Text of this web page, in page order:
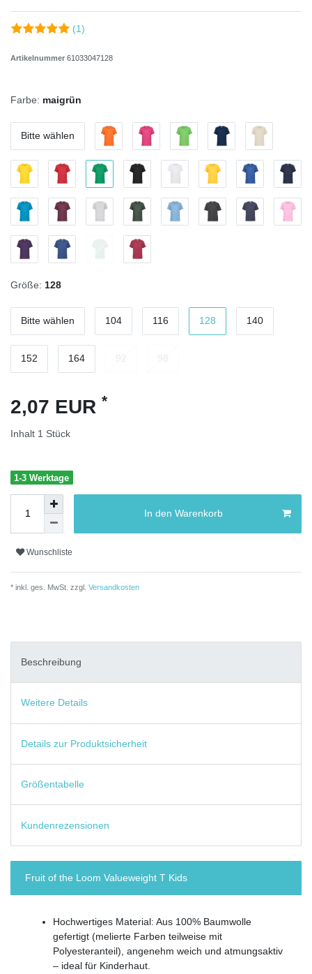
(1)
Artikelnummer 61033047128
Farbe: maigrün
Bitte wählen
Größe: 128
Bitte wählen 104 116 128 140
152 164
2,07 EUR *
Inhalt 1 Stück
1-3 Werktage
In den Warenkorb
Wunschliste
* inkl. ges. MwSt. zzgl. Versandkosten
Beschreibung
Weitere Details
Details zur Produktsicherheit
Größentabelle
Kundenrezensionen
Fruit of the Loom Valueweight T Kids
Hochwertiges Material: Aus 100% Baumwolle
gefertigt (melierte Farben teilweise mit
Polyesteranteil), angenehm weich und atmungsaktiv
– ideal für Kinderhaut.